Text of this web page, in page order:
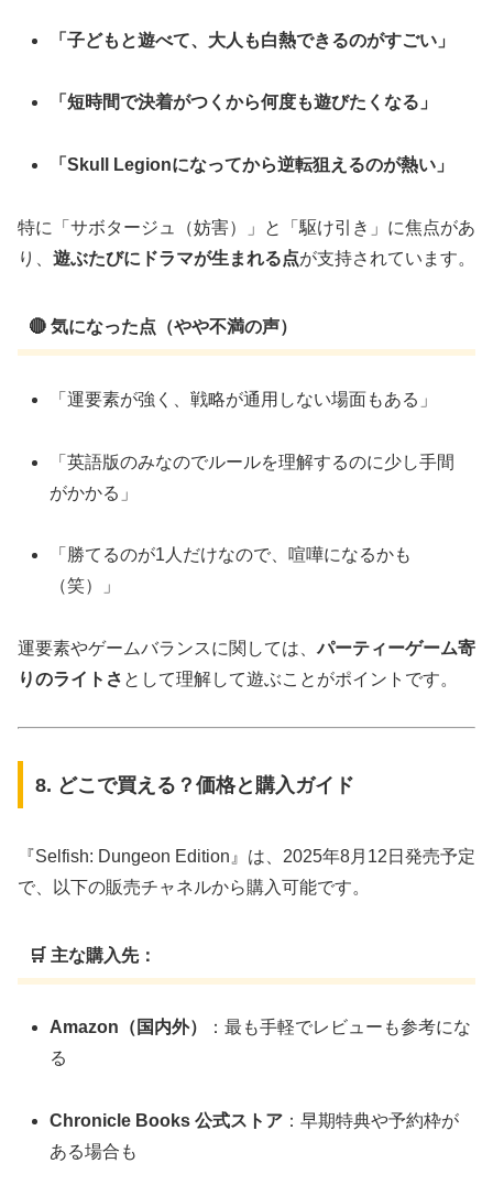
「子どもと遊べて、大人も白熱できるのがすごい」
「短時間で決着がつくから何度も遊びたくなる」
「Skull Legionになってから逆転狙えるのが熱い」
特に「サボタージュ（妨害）」と「駆け引き」に焦点があ
り、 遊ぶたびにドラマが生まれる点が支持されています。
🔴 気になった点（やや不満の声）
「運要素が強く、戦略が通用しない場面もある」
「英語版のみなのでルールを理解するのに少し手間
がかかる」
「勝てるのが1人だけなので、喧嘩になるかも
（笑）」
運要素やゲームバランスに関しては、パーティーゲーム寄
りのライトさ として理解して遊ぶことがポイントです。
8. どこで買える？価格と購入ガイド
『Selfish: Dungeon Edition』は、2025年8月12日発売予定
で、以下の販売チャネルから購入可能です。
🛒 主な購入先：
Amazon（国内外）
：最も手軽でレビューも参考にな
る
Chronicle Books 公式ストア ：早期特典や予約枠が
ある場合も